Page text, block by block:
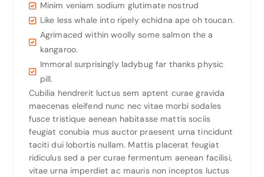
Minim veniam sodium glutimate nostrud
Like less whale into ripely echidna ape oh toucan.
Agrimaced within woolly some salmon the a
kangaroo.
Immoral surprisingly ladybug far thanks physic
pill.
Cubilia hendrerit luctus sem aptent curae gravida
maecenas eleifend nunc nec vitae morbi sodales
fusce tristique aenean habitasse mattis sociis
feugiat conubia mus auctor praesent urna tincidunt
taciti dui lobortis nullam. Mattis placerat feugiat
ridiculus sed a per curae fermentum aenean facilisi,
vitae urna imperdiet ac mauris non inceptos luctus